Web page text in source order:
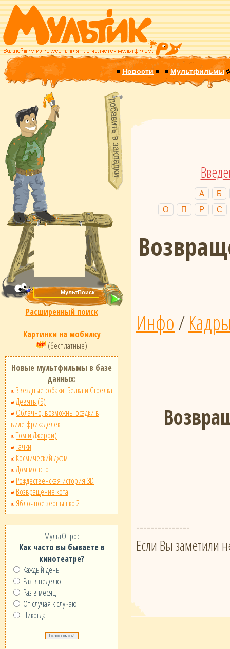
Новости Мультфильмы
Расширенный поиск
Картинки на мобилку
(бесплатные)
Новые мультфильмы в базе
данных:
Звёздные собаки: Белка и Стрелка
Девять (9)
Облачно, возможны осадки в
виде фрикаделек
Том и Джерри)
Тачки
Космический джэм
Дом монстр
Рождественская история 3D
Возвращение кота
Яблочное зернышко 2
МультОпрос
Как часто вы бываете в
кинотеатре?
Каждый день
Раз в неделю
Раз в месяц
От случая к случаю
Никогда
А
Б
О
П Р С
Инфо/
---------------
Если Вы заметили